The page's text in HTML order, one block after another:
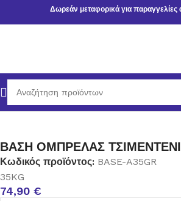
Δωρεάν μεταφορικά για
σελίδα ΕΠΙΠΛΑ ΚΗΠΟΥ
ΒΑΣΗ ΟΜΠΡΕΛΑΣ
Κωδικός προϊόντος: BASE-A35GR
35KG
74,90 €